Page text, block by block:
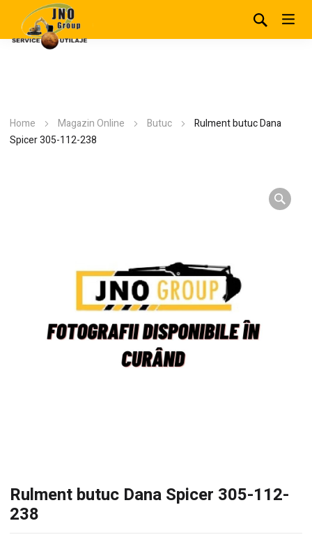
Home Magazin Online Butuc
Rulment butuc Dana
Spicer 305-112-238
Rulment butuc Dana Spicer 305-112-
238